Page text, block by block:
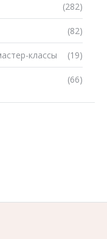
(282)
(82)
(19)
классы
(66)